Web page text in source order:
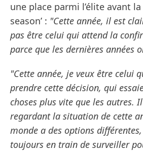
une place parmi l’élite avant la
season’ : "Cette année, il est
pas être celui qui attend la
parce que les dernières années
"Cette année, je veux être celui
prendre cette décision, qui
choses plus vite que les autres.
regardant la situation de cette
monde a des options
toujours en train de surveiller